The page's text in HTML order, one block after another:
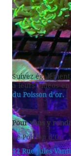
Suivez
à leurs vidéos
du Poisson d’or.
Pour vous y
Le Poisson d’Or
12 Rue Jules